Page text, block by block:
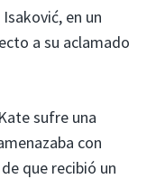
en un
a su aclamado
sufre una
con
que recibió un